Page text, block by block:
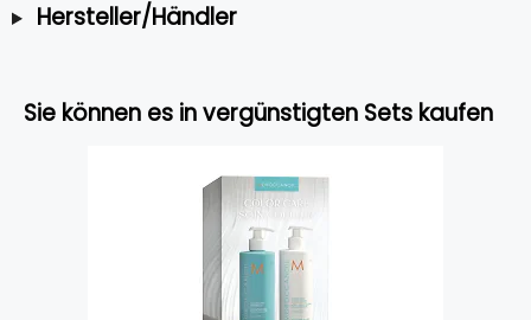
Hersteller/Händler
Sie können es in vergünstigten Sets kaufen